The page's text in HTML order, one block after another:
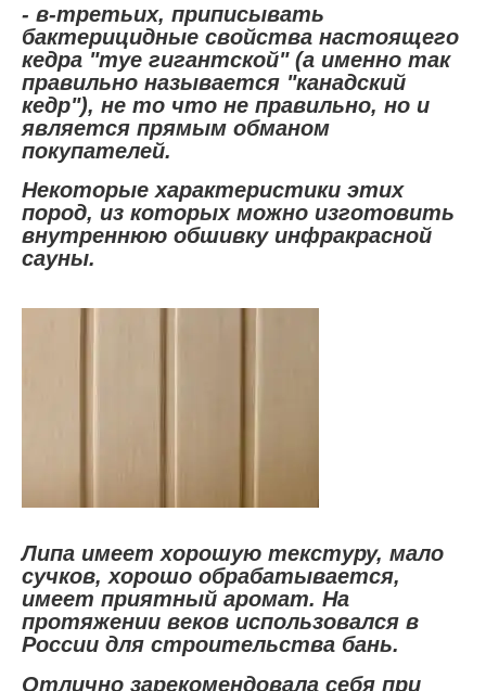
- в-третьих, приписывать
бактерицидные свойства настоящего
кедра "туе гигантской" (а именно так
правильно называется "канадский
кедр"), не то что не правильно, но и
является прямым обманом
покупателей.
Некоторые характеристики этих
пород, из которых можно изготовить
внутреннюю обшивку инфракрасной
сауны.
Липа имеет хорошую текстуру, мало
сучков, хорошо обрабатывается,
имеет приятный аромат. На
протяжении веков использовался в
России для строительства бань.
Отлично зарекомендовала себя при